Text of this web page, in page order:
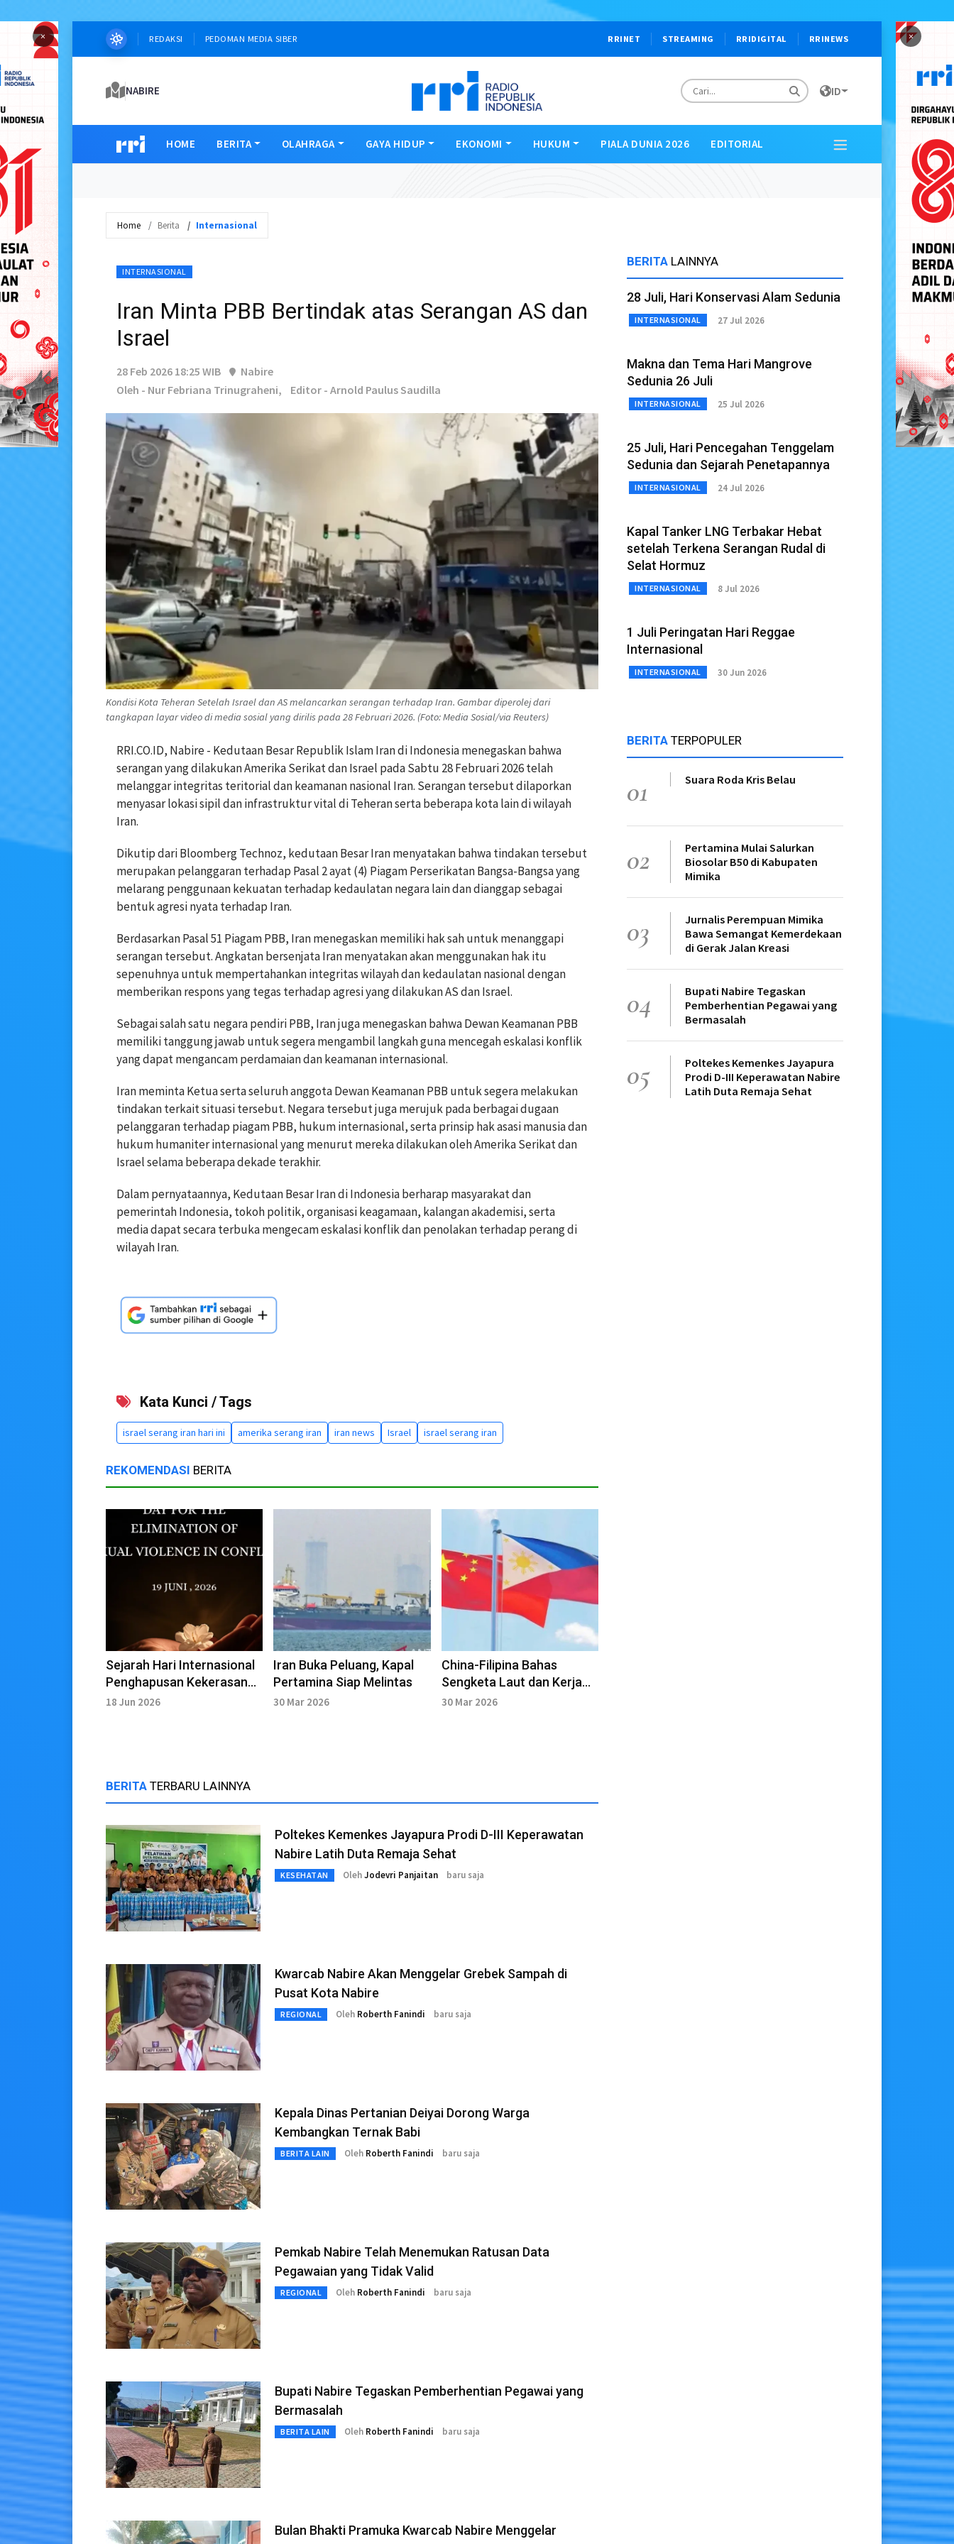
× ×
REDAKSI PEDOMAN MEDIA SIBER RRINET STREAMING RRIDIGITAL RRINEWS
NABIRE ID
HOME BERITA OLAHRAGA GAYA HIDUP EKONOMI HUKUM PIALA DUNIA 2026 EDITORIAL
Home Berita Internasional
INTERNASIONAL
Iran Minta PBB Bertindak atas Serangan AS dan
Israel
28 Feb 2026 18:25 WIB
Nabire
Oleh - Nur Febriana Trinugraheni,
Editor - Arnold Paulus Saudilla
Kondisi Kota Teheran Setelah Israel dan AS melancarkan serangan terhadap Iran. Gambar diperolej dari
tangkapan layar video di media sosial yang dirilis pada 28 Februari 2026. (Foto: Media Sosial/via Reuters)
RRI.CO.ID, Nabire - Kedutaan Besar Republik Islam Iran di Indonesia menegaskan bahwa
serangan yang dilakukan Amerika Serikat dan Israel pada Sabtu 28 Februari 2026 telah
melanggar integritas teritorial dan keamanan nasional Iran. Serangan tersebut dilaporkan
menyasar lokasi sipil dan infrastruktur vital di Teheran serta beberapa kota lain di wilayah
Iran.
Dikutip dari Bloomberg Technoz, kedutaan Besar Iran menyatakan bahwa tindakan tersebut
merupakan pelanggaran terhadap Pasal 2 ayat (4) Piagam Perserikatan Bangsa-Bangsa yang
melarang penggunaan kekuatan terhadap kedaulatan negara lain dan dianggap sebagai
bentuk agresi nyata terhadap Iran.
Berdasarkan Pasal 51 Piagam PBB, Iran menegaskan memiliki hak sah untuk menanggapi
serangan tersebut. Angkatan bersenjata Iran menyatakan akan menggunakan hak itu
sepenuhnya untuk mempertahankan integritas wilayah dan kedaulatan nasional dengan
memberikan respons yang tegas terhadap agresi yang dilakukan AS dan Israel.
Sebagai salah satu negara pendiri PBB, Iran juga menegaskan bahwa Dewan Keamanan PBB
memiliki tanggung jawab untuk segera mengambil langkah guna mencegah eskalasi konflik
yang dapat mengancam perdamaian dan keamanan internasional.
Iran meminta Ketua serta seluruh anggota Dewan Keamanan PBB untuk segera melakukan
tindakan terkait situasi tersebut. Negara tersebut juga merujuk pada berbagai dugaan
pelanggaran terhadap piagam PBB, hukum internasional, serta prinsip hak asasi manusia dan
hukum humaniter internasional yang menurut mereka dilakukan oleh Amerika Serikat dan
Israel selama beberapa dekade terakhir.
Dalam pernyataannya, Kedutaan Besar Iran di Indonesia berharap masyarakat dan
pemerintah Indonesia, tokoh politik, organisasi keagamaan, kalangan akademisi, serta
media dapat secara terbuka mengecam eskalasi konflik dan penolakan terhadap perang di
wilayah Iran.
Kata Kunci / Tags
israel serang iran hari ini amerika serang iran iran news Israel israel serang iran
REKOMENDASI BERITA
Sejarah Hari Internasional
Penghapusan Kekerasan
Seksual dalam Konflik 19
18 Jun 2026
Iran Buka Peluang, Kapal
Pertamina Siap Melintas
30 Mar 2026
China-Filipina Bahas
Sengketa Laut dan Kerja
Sama Energi
30 Mar 2026
BERITA TERBARU LAINNYA
Poltekes Kemenkes Jayapura Prodi D-III Keperawatan
Nabire Latih Duta Remaja Sehat
KESEHATAN OlehJodevri Panjaitan baru saja
Kwarcab Nabire Akan Menggelar Grebek Sampah di
Pusat Kota Nabire
REGIONAL Oleh Roberth Fanindi baru saja
Kepala Dinas Pertanian Deiyai Dorong Warga
Kembangkan Ternak Babi
BERITA LAIN Oleh Roberth Fanindi baru saja
Pemkab Nabire Telah Menemukan Ratusan Data
Pegawaian yang Tidak Valid
REGIONAL Oleh Roberth Fanindi baru saja
Bupati Nabire Tegaskan Pemberhentian Pegawai yang
Bermasalah
BERITA LAIN Oleh Roberth Fanindi baru saja
Bulan Bhakti Pramuka Kwarcab Nabire Menggelar
BERITA LAINNYA
28 Juli, Hari Konservasi Alam Sedunia
INTERNASIONAL 27 Jul 2026
Makna dan Tema Hari Mangrove
Sedunia 26 Juli
INTERNASIONAL 25 Jul 2026
25 Juli, Hari Pencegahan Tenggelam
Sedunia dan Sejarah Penetapannya
INTERNASIONAL 24 Jul 2026
Kapal Tanker LNG Terbakar Hebat
setelah Terkena Serangan Rudal di
Selat Hormuz
INTERNASIONAL 8 Jul 2026
1 Juli Peringatan Hari Reggae
Internasional
INTERNASIONAL 30 Jun 2026
BERITA TERPOPULER
01 Suara Roda Kris Belau
02
Pertamina Mulai Salurkan
Biosolar B50 di Kabupaten
Mimika
03
Jurnalis Perempuan Mimika
Bawa Semangat Kemerdekaan
di Gerak Jalan Kreasi
04
Bupati Nabire Tegaskan
Pemberhentian Pegawai yang
Bermasalah
05
Poltekes Kemenkes Jayapura
Prodi D-III Keperawatan Nabire
Latih Duta Remaja Sehat